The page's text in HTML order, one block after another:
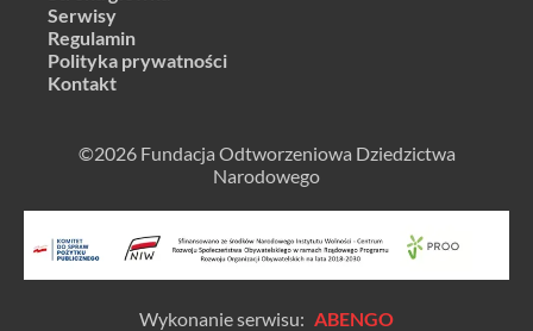
Serwisy
Regulamin
Polityka prywatności
Kontakt
©2026 Fundacja Odtworzeniowa Dziedzictwa
Narodowego
Wykonanie serwisu: ABENGO